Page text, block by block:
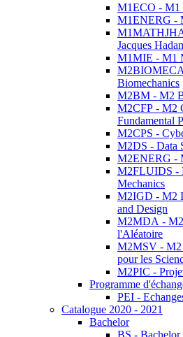
M1ECO - M1
M1ENERG -
Jacques
M1MIE - M1
Biomechanics
M2BM - M2
M2CFP - M2
Fundamental
M2CPS -
M2DS - Data
M2ENERG -
M2FLUIDS -
Mechanics
M2IGD - M2
and Design
M2MDA - M2
l'Aléatoire
M2MSV - M2
pour les
M2PIC -
Programme
PEI -
Catalogue 2020 - 2021
Bachelor
BS - Bachelor